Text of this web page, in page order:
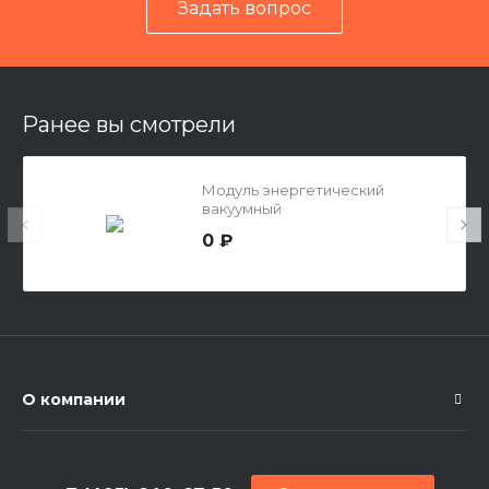
Задать вопрос
Ранее вы смотрели
Модуль энергетический
вакуумный
0 ₽
О компании